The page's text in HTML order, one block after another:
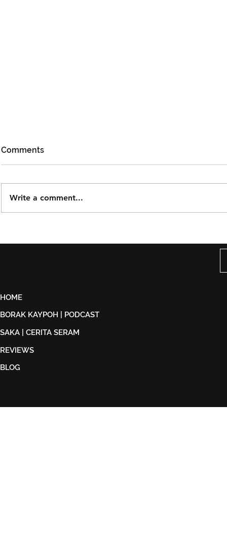
Comments
Write a comment...
HOME
BORAK KAYPOH | PODCAST
SAKA | CERITA SERAM
REVIEWS
BLOG